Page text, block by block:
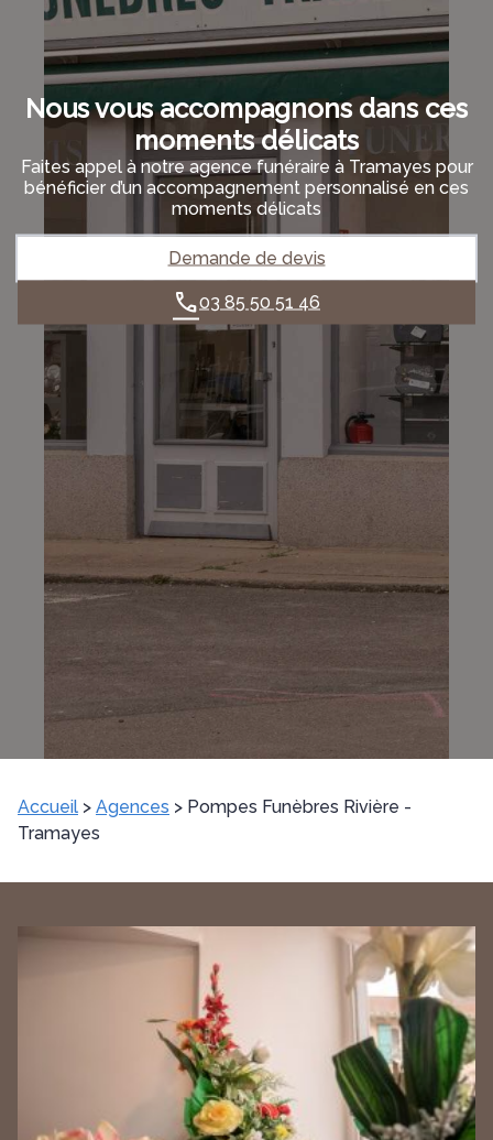
3 Rue des Mensères - 71520 - Matour
Nous vous accompagnons dans ces
moments délicats
Faites appel à notre agence funéraire à Tramayes pour
bénéficier d’un accompagnement personnalisé en ces
moments délicats
Demande de devis
03 85 50 51 46
Accueil > Agences > Pompes Funèbres Rivière -
Tramayes